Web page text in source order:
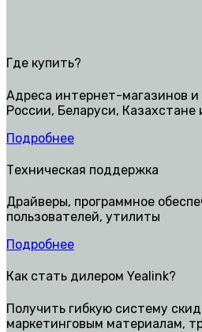
Где купить?
Адреса интернет-магазинов и
России, Беларуси, Казахстане
Подробнее
Техническая поддержка
Драйверы, программное
пользователей, утилиты
Подробнее
Как стать дилером Yealink?
Получить гибкую систему
маркетинговым материалам,